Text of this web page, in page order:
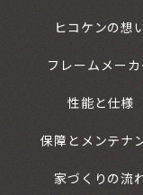
ヒコケンの想
フレームメーカ
性能と仕様
保障とメンテナ
家づくりの流